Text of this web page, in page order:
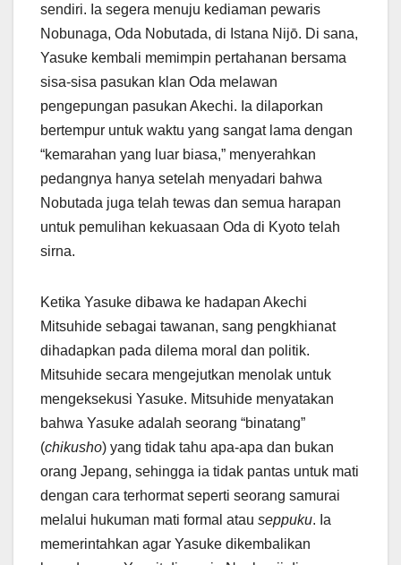
sendiri. Ia segera menuju kediaman pewaris
Nobunaga, Oda Nobutada, di Istana Nijō. Di sana,
Yasuke kembali memimpin pertahanan bersama
sisa-sisa pasukan klan Oda melawan
pengepungan pasukan Akechi. Ia dilaporkan
bertempur untuk waktu yang sangat lama dengan
“kemarahan yang luar biasa,” menyerahkan
pedangnya hanya setelah menyadari bahwa
Nobutada juga telah tewas dan semua harapan
untuk pemulihan kekuasaan Oda di Kyoto telah
sirna.
Ketika Yasuke dibawa ke hadapan Akechi
Mitsuhide sebagai tawanan, sang pengkhianat
dihadapkan pada dilema moral dan politik.
Mitsuhide secara mengejutkan menolak untuk
mengeksekusi Yasuke. Mitsuhide menyatakan
bahwa Yasuke adalah seorang “binatang”
(chikusho) yang tidak tahu apa-apa dan bukan
orang Jepang, sehingga ia tidak pantas untuk mati
dengan cara terhormat seperti seorang samurai
melalui hukuman mati formal atau seppuku. Ia
memerintahkan agar Yasuke dikembalikan